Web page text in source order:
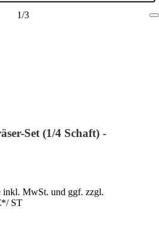
1/3
Set (1/4 Schaft) -
MwSt. und ggf. zzgl.
*/ ST